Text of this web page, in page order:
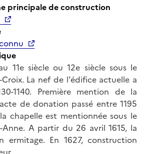
principale de construction
11e siècle ou 12e siècle sous le
La nef de l'édifice actuelle a
1140. Première mention de la
de donation passé entre 1195
chapelle est mentionnée sous le
A partir du 26 avril 1615, la
ermitage. En 1627, construction